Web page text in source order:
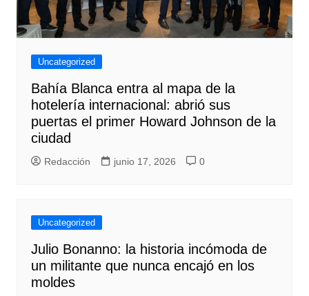
Uncategorized
Bahía Blanca entra al mapa de la
hotelería internacional: abrió sus
puertas el primer Howard Johnson de la
ciudad
Redacción junio 17, 2026 0
Uncategorized
Julio Bonanno: la historia incómoda de
un militante que nunca encajó en los
moldes